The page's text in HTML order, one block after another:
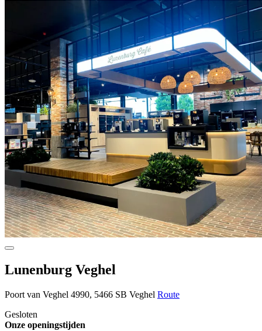
Lunenburg Veghel
Poort van Veghel 4990, 5466 SB Veghel Route
Gesloten
Onze openingstijden